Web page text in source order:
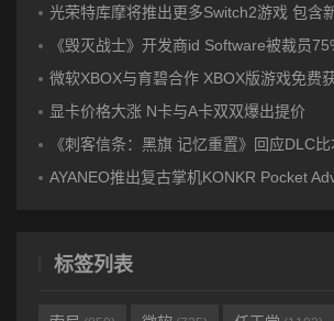
光荣特库摩将推出更多Switch2游戏 包含
《毁灭战士》开发商id Software被裁员75%
微软XBOX与育碧合作 XBOX版游戏免费
显卡价格大涨 N卡与A卡双双爆出提价
《刺客信条：黑旗 记忆重置》回应DLC比本
AYANEO推出复古掌机KONKR Pocket
标签列表